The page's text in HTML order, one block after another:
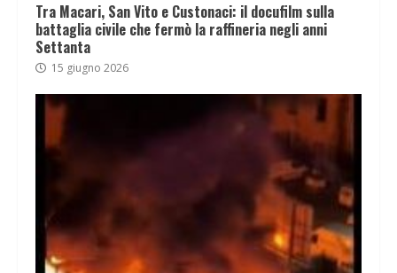
Tra Macari, San Vito e Custonaci: il docufilm sulla
battaglia civile che fermò la raffineria negli anni
Settanta
15 giugno 2026